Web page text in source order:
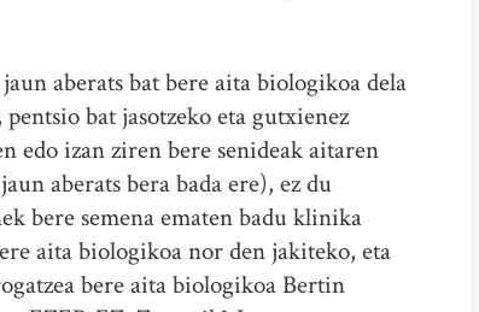
aberats bat bere aita biologikoa dela
bat jasotzeko eta gutxienez
edo izan ziren bere senideak aitaren
aberats bera bada ere), ez du
bere semena ematen badu klinika
aita biologikoa nor den jakiteko, eta
bere aita biologikoa Bertin